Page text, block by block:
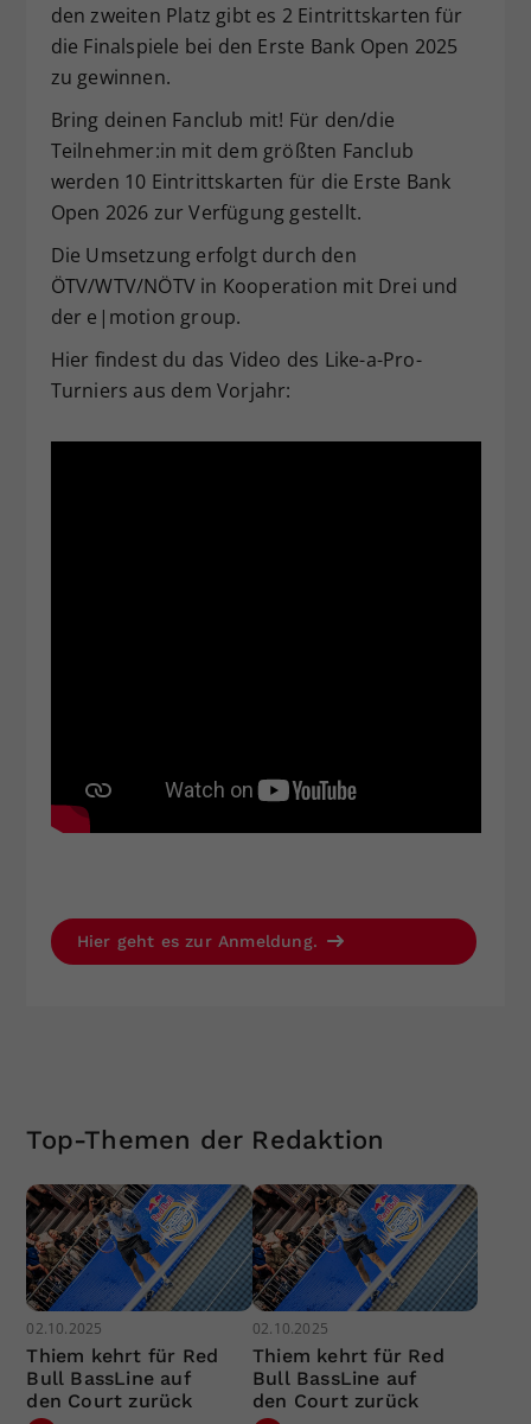
den zweiten Platz gibt es 2 Eintrittskarten für
die Finalspiele bei den Erste Bank Open 2025
zu gewinnen.
Bring deinen Fanclub mit! Für den/die
Teilnehmer:in mit dem größten Fanclub
werden 10 Eintrittskarten für die Erste Bank
Open 2026 zur Verfügung gestellt.
Die Umsetzung erfolgt durch den
ÖTV/WTV/NÖTV in Kooperation mit Drei und
der e|motion group.
Hier findest du das Video des Like-a-Pro-
Turniers aus dem Vorjahr:
Hier geht es zur Anmeldung.
Top-Themen der Redaktion
02.10.2025
Thiem kehrt für Red
Bull BassLine auf
den Court zurück
02.10.2025
Thiem kehrt für Red
Bull BassLine auf
den Court zurück